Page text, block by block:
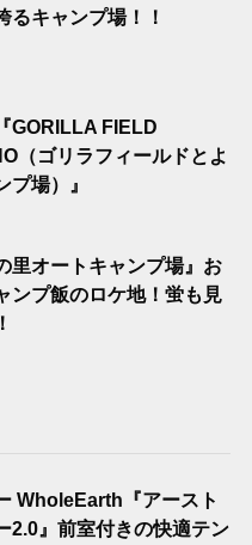
るキャンプ場！！
GORILLA FIELD
（ゴリラフィールドとよ
プ場）』
里オートキャンプ場』お
ンプ飯のロケ地！蛍も見
WholeEarth『アースト
2.0』前室付きの快適テン